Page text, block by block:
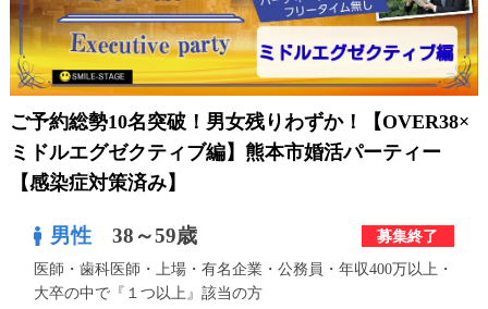
お問い合わせ
利用規約
個人情報保護方針launch
子どもの安全基準に関するポリシーlaunch
運営会社launch
公式アカウントで最新情報を配信中！
ご予約総勢10名突破！男女残りわずか！【OVER38×
ミドルエグゼクティブ編】熊本市婚活パーティー
【感染症対策済み】
男性 38～59歳 募集終了
医師・歯科医師・上場・有名企業・公務員・年収400万以上・
大卒の中で『１つ以上』該当の方